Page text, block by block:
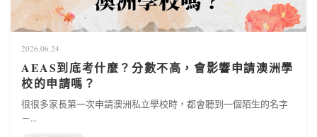
2026.06.24
AEAS到底考什麼？分數不高，會影響申請澳洲學
校的申請嗎？
很很多家長第一次申請澳洲私立學校時，都會聽到一個陌生的名字
－...